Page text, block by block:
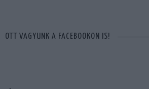
OTT VAGYUNK A FACEBOOKON IS!